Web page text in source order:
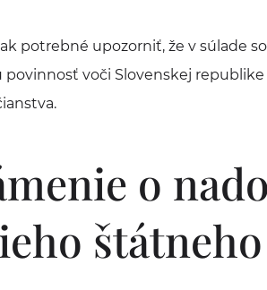
potrebné upozorniť, že v súlade
povinnosť voči Slovenskej
o